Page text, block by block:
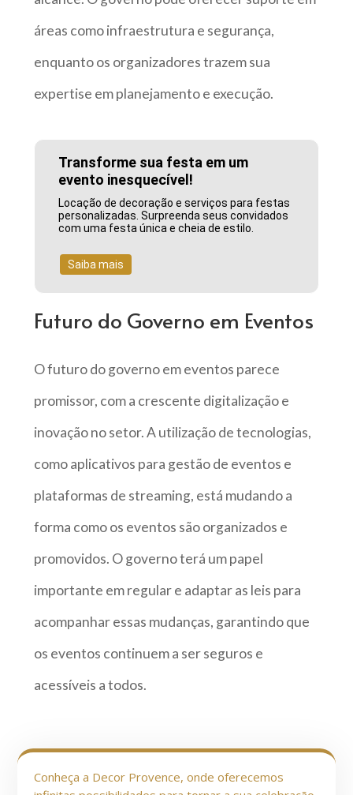
áreas como infraestrutura e segurança,
enquanto os organizadores trazem sua
expertise em planejamento e execução.
Transforme sua festa em um
evento inesquecível!
Locação de decoração e serviços para festas
personalizadas. Surpreenda seus convidados
com uma festa única e cheia de estilo.
Saiba mais
Futuro do Governo em Eventos
O futuro do governo em eventos parece
promissor, com a crescente digitalização e
inovação no setor. A utilização de tecnologias,
como aplicativos para gestão de eventos e
plataformas de streaming, está mudando a
forma como os eventos são organizados e
promovidos. O governo terá um papel
importante em regular e adaptar as leis para
acompanhar essas mudanças, garantindo que
os eventos continuem a ser seguros e
acessíveis a todos.
Conheça a Decor Provence, onde oferecemos